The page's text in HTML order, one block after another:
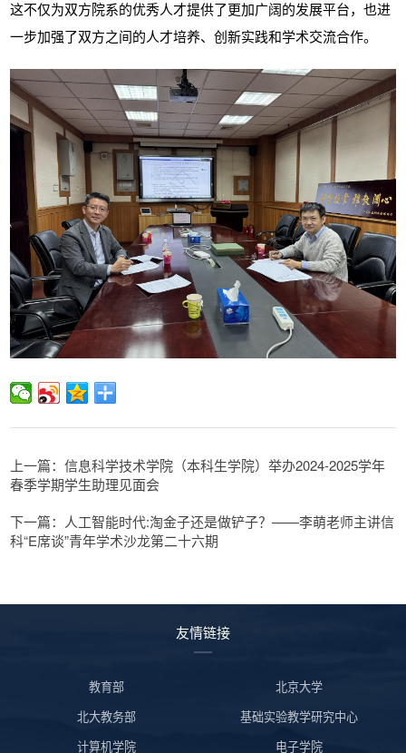
这不仅为双方院系的优秀人才提供了更加广阔的发展平台，也进
一步加强了双方之间的人才培养、创新实践和学术交流合作。
上一篇：信息科学技术学院（本科生学院）举办2024-2025学年
春季学期学生助理见面会
下一篇：人工智能时代:淘金子还是做铲子？——李萌老师主讲信
科“E席谈”青年学术沙龙第二十六期
友情链接
教育部
北京大学
北大教务部
基础实验教学研究中心
计算机学院
电子学院